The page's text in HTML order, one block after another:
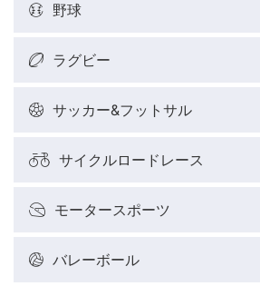
野球
ラグビー
サッカー&フットサル
サイクルロードレース
モータースポーツ
バレーボール